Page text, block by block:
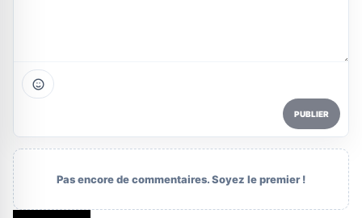
PUBLIER
Pas encore de commentaires. Soyez le premier !